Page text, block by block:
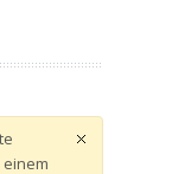
einem